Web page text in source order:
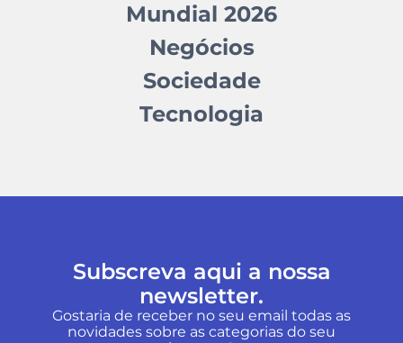
Mundial 2026
Negócios
Sociedade
Tecnologia
Subscreva aqui a nossa
newsletter.
Gostaria de receber no seu email todas as
novidades sobre as categorias do seu